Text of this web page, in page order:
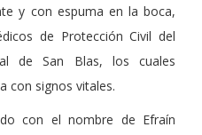
y con espuma en la boca,
de Protección Civil del
de San Blas, los cuales
con signos vitales.
con el nombre de Efraín